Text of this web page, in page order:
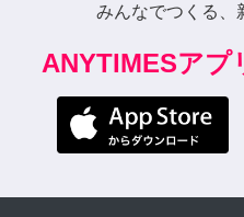
みんなでつくる、
ANYTIMESアプ